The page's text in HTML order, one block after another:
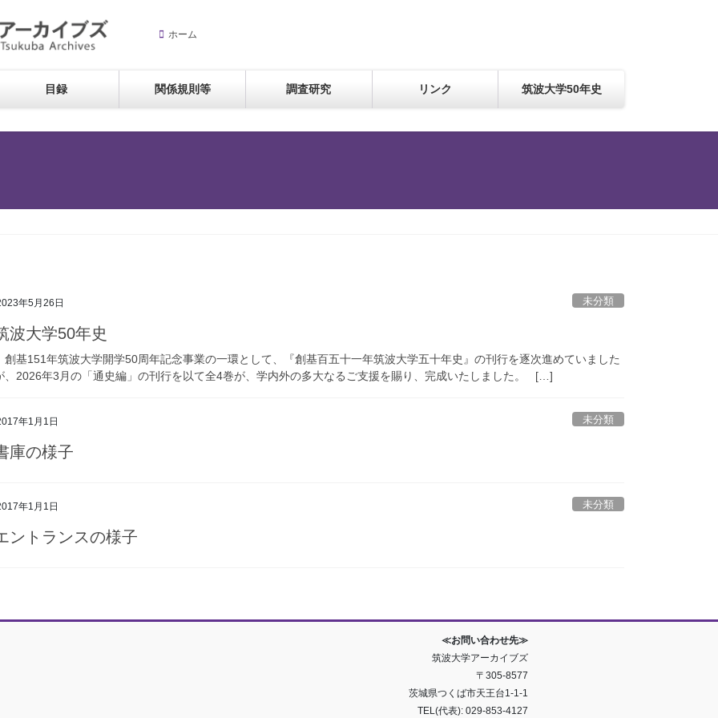
ホーム
目録 関係規則等 調査研究 リンク 筑波大学50年史
年5月26日 未分類
波大学50年史
基151年筑波大学開学50周年記念事業の一環として、『創基百五十一年筑波大学五十年史』の刊行を逐次進めていました
、2026年3月の「通史編」の刊行を以て全4巻が、学内外の多大なるご支援を賜り、完成いたしました。 […]
年1月1日 未分類
庫の様子
年1月1日 未分類
ントランスの様子
≪お問い合わせ先≫
筑波大学アーカイブズ
〒305-8577
茨城県つくば市天王台1-1-1
TEL(代表): 029-853-4127